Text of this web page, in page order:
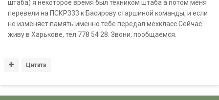
штаба) я некоторое время был техником штаба а потом меня
перевели на ПСКР333 к Басирову старшиной команды, и если
не изменяет память именно тебе передал мехкласс.Сейчас
живу в Харькове, тел 778 54 28. Звони, пообщаемся.
Цитата